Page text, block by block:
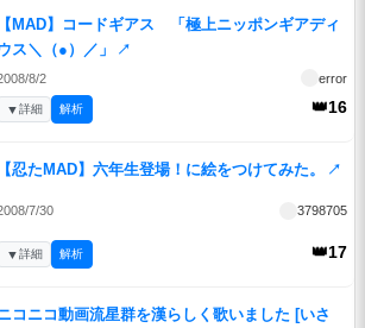
【MAD】コードギアス 「極上ニッポンギアディ
ス＼（●）／」
↗
8/2 error
👑16
▼詳細 解析
【忍たMAD】六年生登場！に絵をつけてみた。 ↗
7/30 3798705
👑17
▼詳細 解析
コニコ動画流星群を漢らしく歌いました [いさ